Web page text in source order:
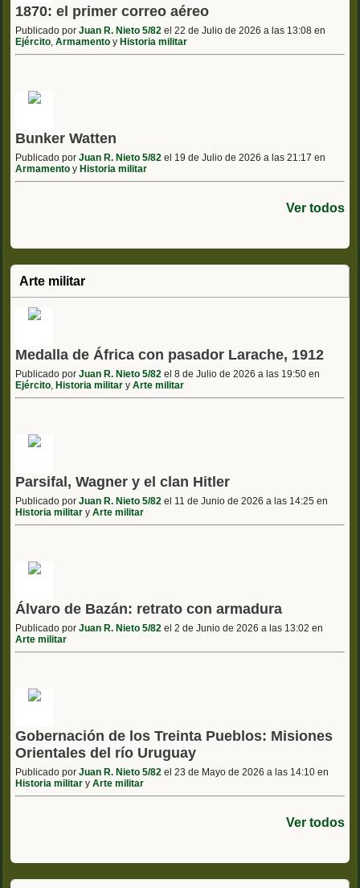
1870: el primer correo aéreo
Publicado por Juan R. Nieto 5/82 el 22 de Julio de 2026 a las 13:08 en
Ejército Armamento y Historia militar
Bunker Watten
Publicado por Juan R. Nieto 5/82 el 19 de Julio de 2026 a las 21:17 en
Armamento y Historia militar
Ver todos
Arte militar
Medalla de África con pasador Larache, 1912
Publicado por Juan R. Nieto 5/82 el 8 de Julio de 2026 a las 19:50 en
Ejército Historia militar y Arte militar
Parsifal, Wagner y el clan Hitler
Publicado por Juan R. Nieto 5/82 el 11 de Junio de 2026 a las 14:25 en
Historia militar y Arte militar
Álvaro de Bazán: retrato con armadura
Publicado por Juan R. Nieto 5/82 el 2 de Junio de 2026 a las 13:02 en
Arte militar
Gobernación de los Treinta Pueblos: Misiones
Orientales del río Uruguay
Publicado por Juan R. Nieto 5/82 el 23 de Mayo de 2026 a las 14:10 en
Historia militar y Arte militar
Ver todos